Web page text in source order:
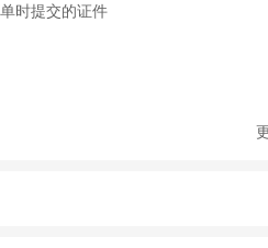
时提交的证件
行社(北京)有限公司，具体的旅游服务和操